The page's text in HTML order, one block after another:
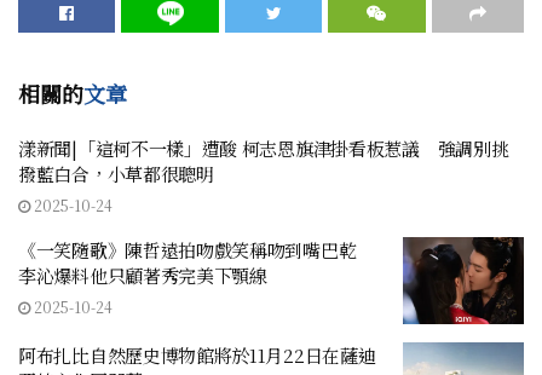
相關的文章
漾新聞|「這柯不一樣」遭酸 柯志恩旗津掛看板惹議 強調別挑
撥藍白合，小草都很聰明
2025-10-24
《一笑隨歌》陳哲遠拍吻戲笑稱吻到嘴巴乾
李沁爆料他只顧著秀完美下顎線
2025-10-24
阿布扎比自然歷史博物館將於11月22日在薩迪